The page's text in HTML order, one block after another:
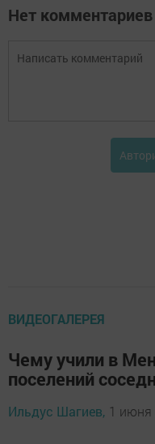
Нет комментариев
ВИДЕОГАЛЕРЕЯ
Чему учили в
поселений
Ильдус Шагиев, 1 июня